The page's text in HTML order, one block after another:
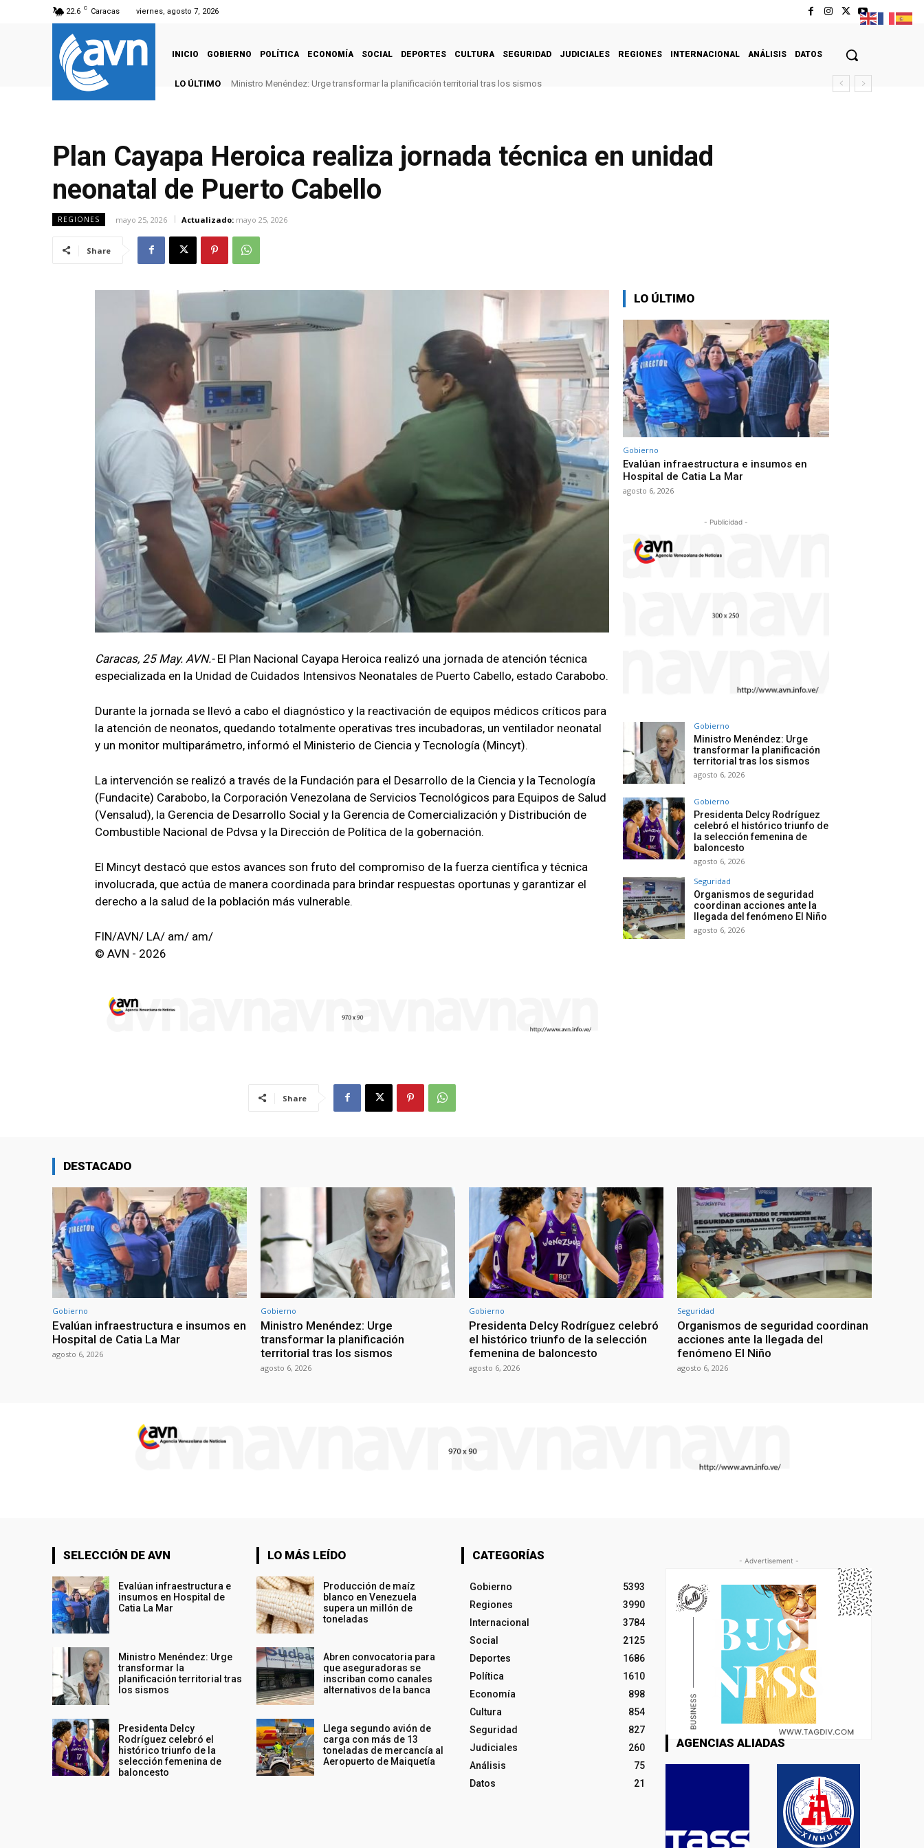
22.6 C Caracas viernes, agosto 7, 2026
INICIO GOBIERNO POLÍTICA ECONOMÍA SOCIAL DEPORTES CULTURA SEGURIDAD JUDICIALES REGIONES INTERNACIONAL ANÁLISIS DATOS
LO ÚLTIMO Ministro Menéndez: Urge transformar la planificación territorial tras los sismos
Plan Cayapa Heroica realiza jornada técnica en unidad
neonatal de Puerto Cabello
REGIONES mayo 25, 2026 Actualizado: mayo 25, 2026
Share
Caracas, 25 May. AVN.-El Plan Nacional Cayapa Heroica realizó una jornada de atención técnica
especializada en la Unidad de Cuidados Intensivos Neonatales de Puerto Cabello, estado Carabobo.
Durante la jornada se llevó a cabo el diagnóstico y la reactivación de equipos médicos críticos para
la atención de neonatos, quedando totalmente operativas tres incubadoras, un ventilador neonatal
y un monitor multiparámetro, informó el Ministerio de Ciencia y Tecnología (Mincyt).
La intervención se realizó a través de la Fundación para el Desarrollo de la Ciencia y la Tecnología
(Fundacite) Carabobo, la Corporación Venezolana de Servicios Tecnológicos para Equipos de Salud
(Vensalud), la Gerencia de Desarrollo Social y la Gerencia de Comercialización y Distribución de
Combustible Nacional de Pdvsa y la Dirección de Política de la gobernación.
El Mincyt destacó que estos avances son fruto del compromiso de la fuerza científica y técnica
involucrada, que actúa de manera coordinada para brindar respuestas oportunas y garantizar el
derecho a la salud de la población más vulnerable.
FIN/AVN/ LA/ am/ am/
© AVN - 2026
Share
LO ÚLTIMO
Gobierno
Evalúan infraestructura e insumos en
Hospital de Catia La Mar
agosto 6, 2026
- Publicidad -
Gobierno
Ministro Menéndez: Urge
transformar la planificación
territorial tras los sismos
agosto 6, 2026
Gobierno
Presidenta Delcy Rodríguez
celebró el histórico triunfo de
la selección femenina de
baloncesto
agosto 6, 2026
Seguridad
Organismos de seguridad
coordinan acciones ante la
llegada del fenómeno El Niño
agosto 6, 2026
DESTACADO
Gobierno
Evalúan infraestructura e insumos en
Hospital de Catia La Mar
agosto 6, 2026
Gobierno
Ministro Menéndez: Urge
transformar la planificación
territorial tras los sismos
agosto 6, 2026
Gobierno
Presidenta Delcy Rodríguez celebró
el histórico triunfo de la selección
femenina de baloncesto
agosto 6, 2026
Seguridad
Organismos de seguridad coordinan
acciones ante la llegada del
fenómeno El Niño
agosto 6, 2026
SELECCIÓN DE AVN
Evalúan infraestructura e
insumos en Hospital de
Catia La Mar
Ministro Menéndez: Urge
transformar la
planificación territorial tras
los sismos
Presidenta Delcy
Rodríguez celebró el
histórico triunfo de la
selección femenina de
baloncesto
LO MÁS LEÍDO
Producción de maíz
blanco en Venezuela
supera un millón de
toneladas
Abren convocatoria para
que aseguradoras se
inscriban como canales
alternativos de la banca
Llega segundo avión de
carga con más de 13
toneladas de mercancía al
Aeropuerto de Maiquetía
CATEGORÍAS
Gobierno
5393
Regiones
3990
Internacional
3784
Social
2125
Deportes
1686
Política
1610
Economía
898
Cultura
854
Seguridad
827
Judiciales
260
Análisis
75
Datos
21
- Advertisement -
AGENCIAS ALIADAS